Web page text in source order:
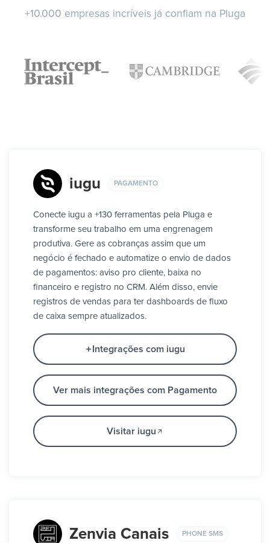
+10.000 empresas incríveis já confiam na Pluga
iugu PAGAMENTO
Conecte iugu a +130 ferramentas pela Pluga e
transforme seu trabalho em uma engrenagem
produtiva. Gere as cobranças assim que um
negócio é fechado e automatize o envio de dados
de pagamentos: aviso pro cliente, baixa no
financeiro e registro no CRM. Além disso, envie
registros de vendas para ter dashboards de fluxo
de caixa sempre atualizados.
Integrações com iugu
Ver mais integrações com Pagamento
Visitar iugu
Zenvia Canais PHONE SMS